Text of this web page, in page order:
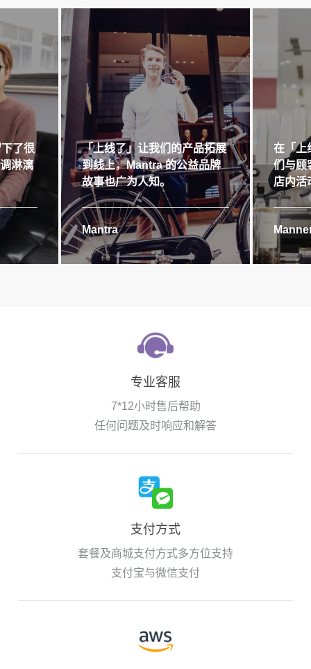
了很
淋漓
「上线了」让我们的产品拓展
到线上，Mantra 的公益品牌
故事也广为人知。
Mantra
在「上
们与顾
店内活
专业客服
7*12小时售后帮助
任何问题及时响应和解答
支付方式
套餐及商城支付方式多方位支持
支付宝与微信支付